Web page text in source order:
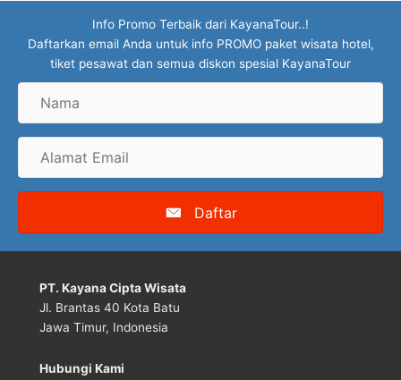
Info Promo Terbaik dari KayanaTour..!
Daftarkan email Anda untuk info PROMO paket wisata hotel,
tiket pesawat dan semua diskon spesial KayanaTour
Email
Daftar
PT. Kayana Cipta Wisata
Jl. Brantas 40 Kota Batu
Jawa Timur, Indonesia
Hubungi Kami